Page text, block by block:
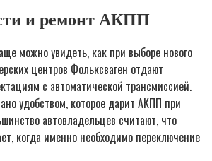
и ремонт АКПП
можно увидеть, как при выборе нового
центров Фольксваген отдают
с автоматической трансмиссией.
удобством, которое дарит АКПП при
автовладельцев считают, что
когда именно необходимо переключение